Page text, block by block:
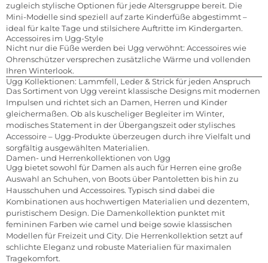
zugleich stylische Optionen für jede Altersgruppe bereit. Die
Mini-Modelle sind speziell auf zarte Kinderfüße abgestimmt –
ideal für kalte Tage und stilsichere Auftritte im Kindergarten.
Accessoires im Ugg-Style
Nicht nur die Füße werden bei Ugg verwöhnt: Accessoires wie
Ohrenschützer versprechen zusätzliche Wärme und vollenden
Ihren Winterlook.
Ugg Kollektionen: Lammfell, Leder & Strick für jeden Anspruch
Das Sortiment von Ugg vereint klassische Designs mit modernen
Impulsen und richtet sich an Damen, Herren und Kinder
gleichermaßen. Ob als kuscheliger Begleiter im Winter,
modisches Statement in der Übergangszeit oder stylisches
Accessoire – Ugg-Produkte überzeugen durch ihre Vielfalt und
sorgfältig ausgewählten Materialien.
Damen- und Herrenkollektionen von Ugg
Ugg bietet sowohl für Damen als auch für Herren eine große
Auswahl an Schuhen, von Boots über Pantoletten bis hin zu
Hausschuhen und Accessoires. Typisch sind dabei die
Kombinationen aus hochwertigen Materialien und dezentem,
puristischem Design. Die Damenkollektion punktet mit
femininen Farben wie camel und beige sowie klassischen
Modellen für Freizeit und City. Die Herrenkollektion setzt auf
schlichte Eleganz und robuste Materialien für maximalen
Tragekomfort.